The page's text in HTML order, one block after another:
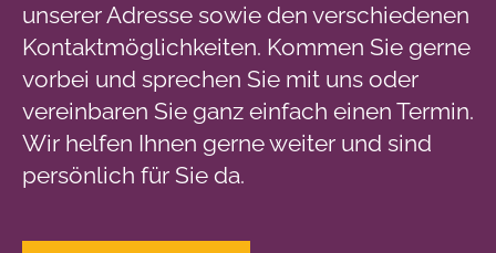
unserer Adresse sowie den verschiedenen
Kontaktmöglichkeiten. Kommen Sie gerne
vorbei und sprechen Sie mit uns oder
vereinbaren Sie ganz einfach einen Termin.
Wir helfen Ihnen gerne weiter und sind
persönlich für Sie da.